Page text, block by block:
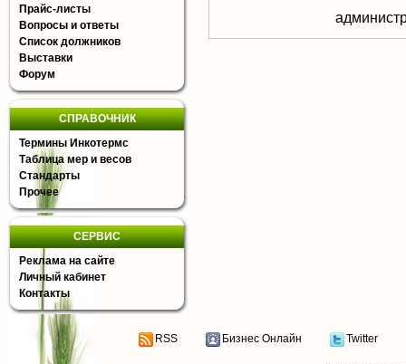
Прайс-листы
Вопросы и ответы
Список должников
Выставки
Форум
СПРАВОЧНИК
Термины Инкотермс
Таблица мер и весов
Стандарты
Прочее
СЕРВИС
Реклама на сайте
Личный кабинет
Контакты
RSS Бизнес Онлайн Twitter